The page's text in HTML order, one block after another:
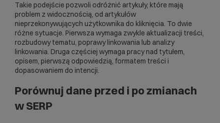
Takie podejście pozwoli odróżnić artykuły, które mają
problem z widocznością, od artykułów
nieprzekonywujących użytkownika do kliknięcia. To dwie
różne sytuacje. Pierwsza wymaga zwykle aktualizacji treści,
rozbudowy tematu, poprawy linkowania lub analizy
linkowania. Druga częściej wymaga pracy nad tytułem,
opisem, pierwszą odpowiedzią, formatem treści i
dopasowaniem do intencji.
Porównuj dane przed i po zmianach
w SERP